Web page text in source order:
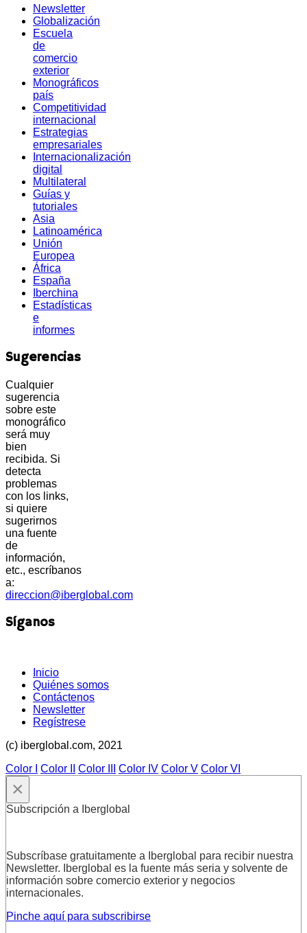
Newsletter
Globalización
Escuela
de
comercio
exterior
Monográficos
país
Competitividad
internacional
Estrategias
empresariales
Internacionalización
digital
Multilateral
Guías y
tutoriales
Asia
Latinoamérica
Unión
Europea
África
España
Iberchina
Estadísticas
e
informes
Sugerencias
Cualquier
sugerencia
sobre este
monográfico
será muy
bien
recibida. Si
detecta
problemas
con los links,
si quiere
sugerirnos
una fuente
de
información,
etc., escríbanos
a:
direccion@iberglobal.com
Síganos
Inicio
Quiénes somos
Contáctenos
Newsletter
Regístrese
(c) iberglobal.com, 2021
Color I
Color II Color III Color IV Color V Color VI
×
Subscripción a Iberglobal
Subscríbase gratuitamente a Iberglobal para recibir nuestra
Newsletter. Iberglobal es la fuente más seria y solvente de
información sobre comercio exterior y negocios
internacionales.
Pinche aquí para subscribirse